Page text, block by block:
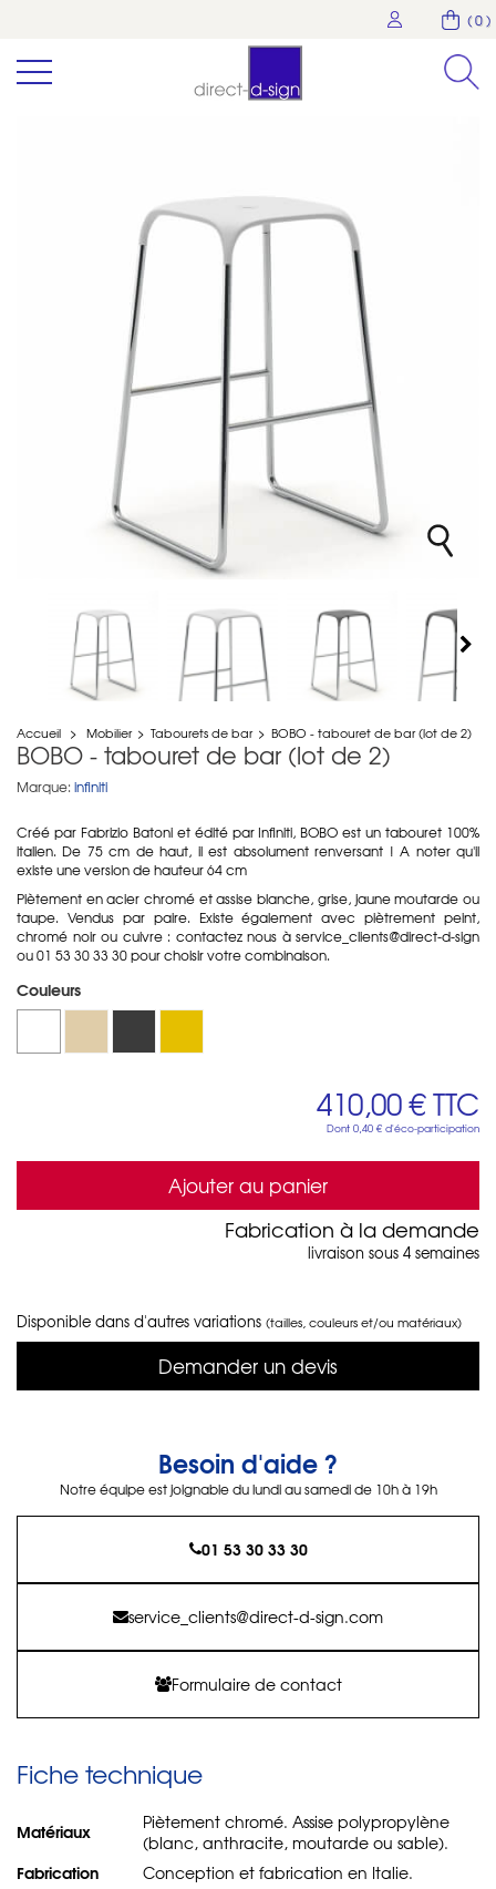
( 0 )
Accueil > Mobilier > Tabourets de bar > BOBO - tabouret de bar (lot de 2)
BOBO - tabouret de bar (lot de 2)
Marque: infiniti
Créé par Fabrizio Batoni et édité par Infiniti, BOBO est un tabouret 100%
italien. De 75 cm de haut, il est absolument renversant ! A noter qu'il
existe une version de hauteur 64 cm
Piètement en acier chromé et assise blanche, grise, jaune moutarde ou
taupe. Vendus par paire. Existe également avec piètrement peint,
chromé noir ou cuivre : contactez nous à service_clients@direct-d-sign
ou 01 53 30 33 30 pour choisir votre combinaison.
Couleurs
410,00 €TTC
Dont 0,40 € d'éco-participation
Ajouter au panier
Fabrication à la demande
livraison sous 4 semaines
Disponible dans d'autres variations (tailles, couleurs et/ou matériaux)
Demander un devis
Besoin d'aide ?
Notre équipe est joignable du lundi au samedi de 10h à 19h
01 53 30 33 30
service_clients@direct-d-sign.com
Formulaire de contact
Fiche technique
Matériaux
Piètement chromé. Assise polypropylène
(blanc, anthracite, moutarde ou sable).
Fabrication Conception et fabrication en Italie.